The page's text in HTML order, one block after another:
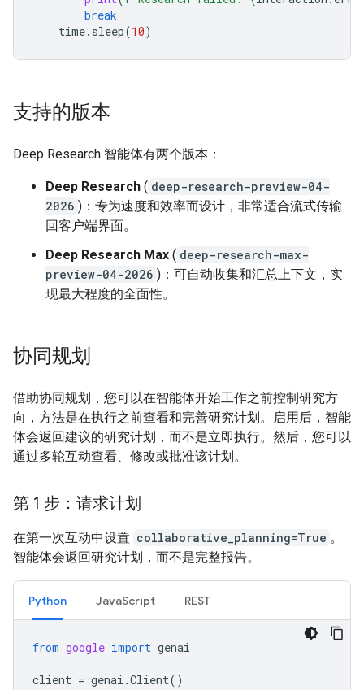
break
time. sleep(10)
支持的版本
Deep Research 智能体有两个版本：
Deep Research ( deep-research-preview-04-
2026 )：专为速度和效率而设计，非常适合流式传输
回客户端界面。
Deep Research Max ( deep-research-max-
preview-04-2026 )：可自动收集和汇总上下文，实
现最大程度的全面性。
协同规划
借助协同规划，您可以在智能体开始工作之前控制研究方
向，方法是在执行之前查看和完善研究计划。启用后，智能
体会返回建议的研究计划，而不是立即执行。然后，您可以
通过多轮互动查看、修改或批准该计划。
第 1 步：请求计划
在第一次互动中设置 collaborative_planning=True 。
智能体会返回研究计划，而不是完整报告。
Python JavaScript REST
from google import genai
client = genai .Client()